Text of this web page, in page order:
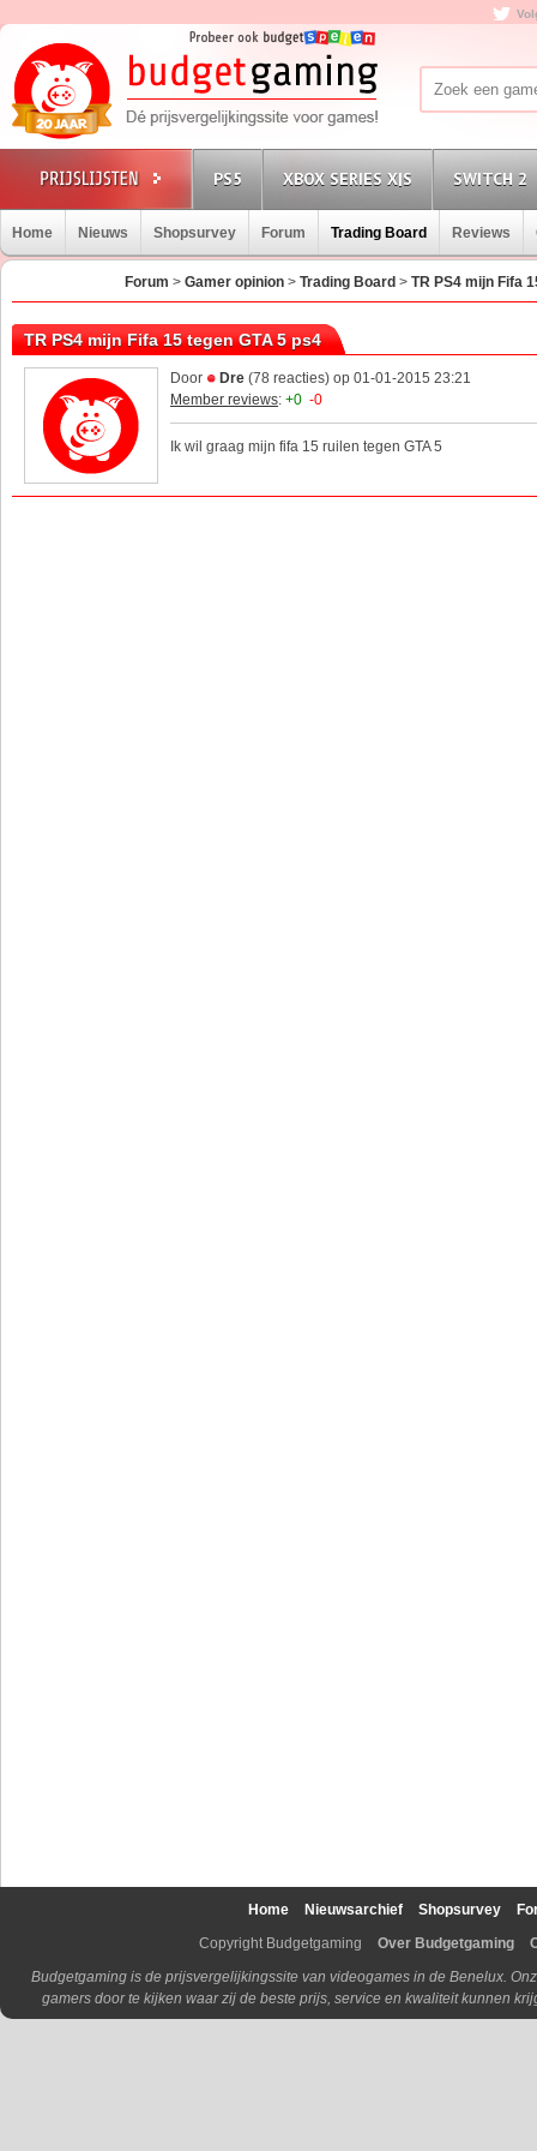
PS5 XBOX SERIES X|S SWITCH 2
Home Nieuws Shopsurvey Forum Trading Board Reviews
Forum >Gamer opinion >Trading Board >TR PS4 mijn Fifa
TR PS4 mijn Fifa 15 tegen GTA 5 ps4
Door Dre (78 reacties) op 01-01-2015 23:21
Member reviews: +0 -0
Ik wil graag mijn fifa 15 ruilen tegen GTA 5
Home Nieuwsarchief Shopsurvey
Copyright Budgetgaming
Over Budgetgaming
Budgetgaming is de prijsvergelijkingssite van videogames in de Benelux.
gamers door te kijken waar zij de beste prijs, service en kwaliteit kunnen